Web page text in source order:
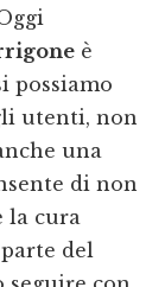
è
possiamo
utenti, non
una
di non
la cura
del